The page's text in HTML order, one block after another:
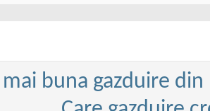
mai buna gazduire